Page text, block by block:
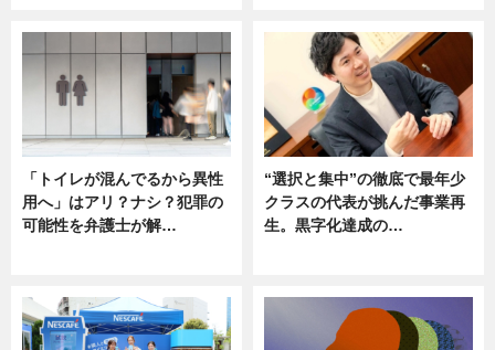
「トイレが混んでるから異性
用へ」はアリ？ナシ？犯罪の
可能性を弁護士が解…
“選択と集中”の徹底で最年少
クラスの代表が挑んだ事業再
生。黒字化達成の…